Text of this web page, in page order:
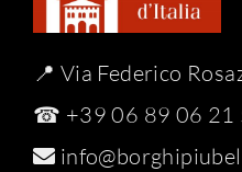
📍 Via Federico
☎ +39 06 89 06 21